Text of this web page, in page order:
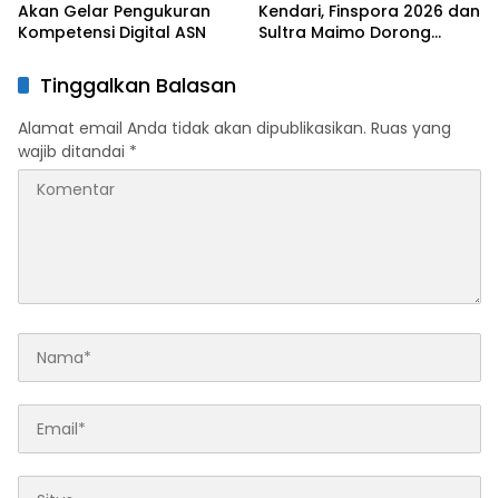
Akan Gelar Pengukuran
Kompetensi Digital ASN
Kendari, Finspora 2026 dan
Sultra Maimo Dorong
Tinggalkan Balasan
Alamat email Anda tidak akan dipublikasikan. Ruas yang
wajib ditandai *